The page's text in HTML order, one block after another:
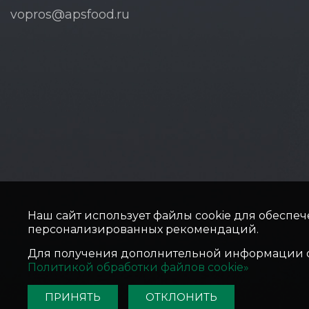
vopros@apsfood.ru
Наш сайт использует файлы cookie для
персонализированных рекомендаций.
Для получения дополнительной информации
Политикой обработки файлов cookie»
ПРИНЯТЬ ОТКЛОНИТЬ